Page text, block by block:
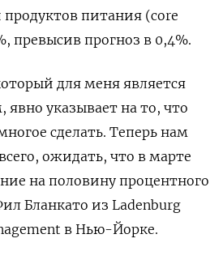
продуктов питания (core
превысив прогноз в 0,4%.
для меня является
указывает на то, что
сделать. Теперь нам
ожидать, что в марте
на половину процентного
Бланкато из Ladenburg
в Нью-Йорке.